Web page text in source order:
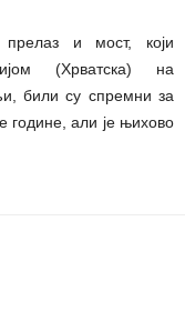
прелаз и мост, који
(Хрватска) на
били су спремни за
године, али је њихово